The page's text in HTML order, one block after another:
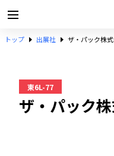
トップ 出展社 ザ・パック株
東6L-77
ザ・パック